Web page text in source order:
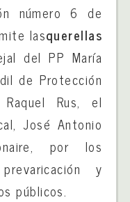
número 6 de
lasquerellas
del PP María
de Protección
Rus, el
José Antonio
por los
y
públicos.